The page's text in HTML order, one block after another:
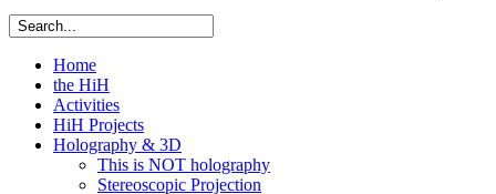
Home
the HiH
Activities
HiH Projects
Holography & 3D
This is NOT holography
Stereoscopic Projection